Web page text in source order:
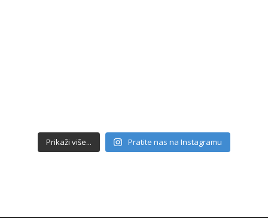
Prikaži više... Pratite nas na Instagramu